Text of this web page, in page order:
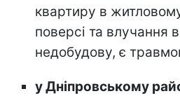
квартиру в
поверсі та влучання
недобудову, є
у Дніпровському